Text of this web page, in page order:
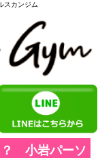
スカンジム
？ 小岩パーソ